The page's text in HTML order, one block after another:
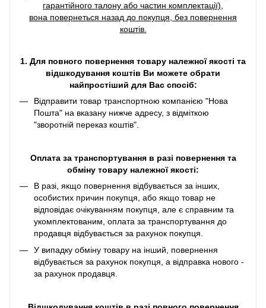
гарантійного талону або частин комплектації),
вона повернеться назад до покупця, без повернення
коштів.
1. Для повного повернення товару належної якості та
відшкодування коштів Ви можете обрати
найпростіший для Вас спосіб:
Відправити товар транспортною компанією "Нова
Пошта" на вказану нижче адресу, з відміткою
"зворотній переказ коштів".
Оплата за транспортування в разі повернення та
обміну товару належної якості:
В разі, якщо повернення відбувається за інших,
особистих причин покупця, або якщо товар не
відповідає очікуванням покупця, але є справним та
укомплектованим, оплата за транспортування до
продавця відбувається за рахунок покупця.
У випадку обміну товару на інший, повернення
відбувається за рахунок покупця, а відправка нового -
за рахунок продавця.